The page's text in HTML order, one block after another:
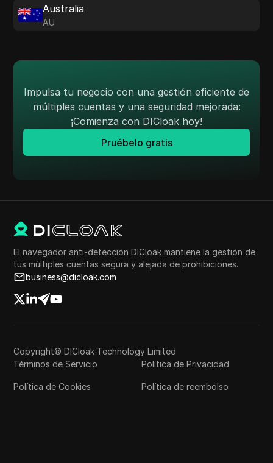
Australia
AU
Impulsa tu negocio con una gestión eficiente de
múltiples cuentas y una seguridad mejorada:
¡Comienza con DICloak hoy!
Pruébelo gratis
El navegador anti-detección DICloak mantiene la gestión de
tus múltiples cuentas segura y alejada de prohibiciones.
business@dicloak.com
Copyright© DICloak Technology Limited
Términos de Servicio
Política de Privacidad
Política de Cookies Política de reembolso